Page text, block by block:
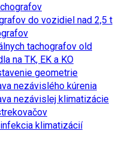
do vozidiel nad 2,5 t
tachografov old
na TK, EK a KO
geometrie
nezávislého kúrenia
nezávislej klimatizácie
klimatizácií